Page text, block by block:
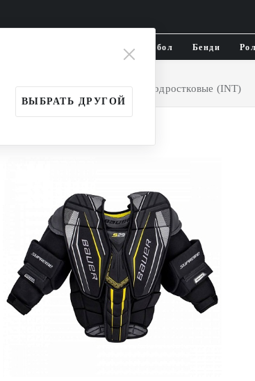
Флорбол Бенди
ВЫБРАТЬ ДРУГОЙ
Защита Нагрудники Подростковые (INT)